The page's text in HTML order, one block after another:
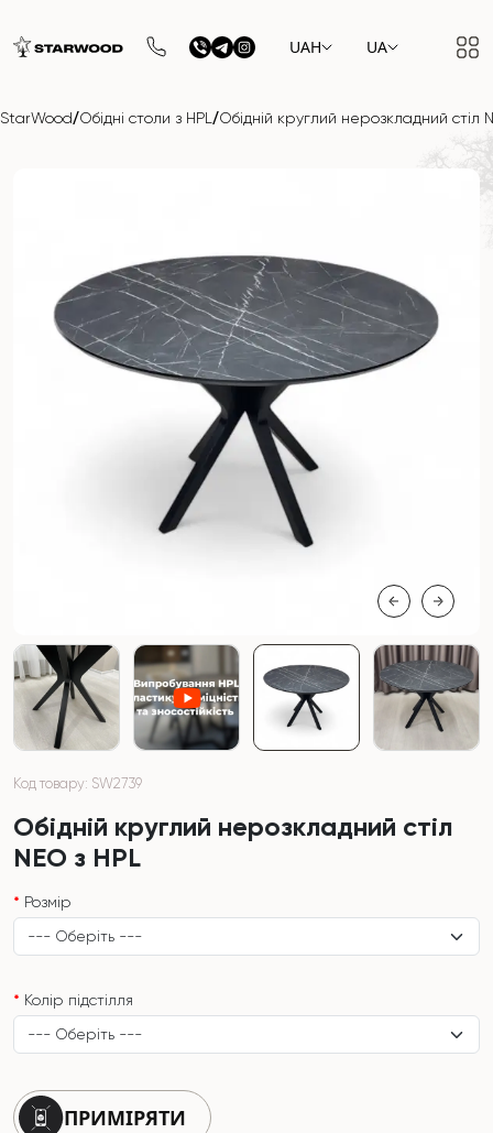
UAH UA
StarWood/Обідні столи з HPL /Обідній круглий нерозкладний стіл
Код товару: SW2739
Обідній круглий нерозкладний стіл
NEO з HPL
Розмір
Колір підстілля
ПРИМІРЯТИ